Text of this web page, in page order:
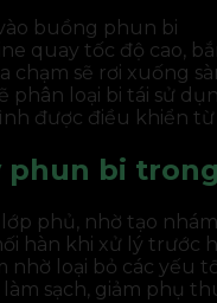
buồng phun bi
quay tốc độ cao,
chạm sẽ rơi xuống
phân loại bi tái sử
được điều khiển
phun bi
phủ, nhờ tạo
hàn khi xử lý trước
nhờ loại bỏ các yếu
sạch, giảm phụ